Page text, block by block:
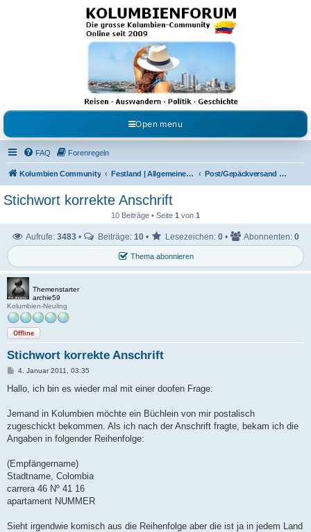
Kolumbienforum - Das
grosse Forum der
Freunde Kolumbiens
Reisen, Auswandern, Kultur, Politik, Geschichte und Visum in Kolumbien und Venezuela.
Austausch, Erfahrungen und Gemeinschaft im Kolumbienforum
Open menu
FAQ Forenregeln
Kolumbien Community Festland | Allgemeine Fragen Post/Gepäckversand von und nach Kolumbien
Stichwort korrekte Anschrift
10 Beiträge • Seite 1 von 1
Thema abonnieren
Aufrufe: 3483 • Beiträge: 10 • Lesezeichen: 0 • Abonnenten: 0
Themenstarter
archie59
Kolumbien-Neuling
Offline
Stichwort korrekte Anschrift
B
i
a
4. Januar 2011, 03:35
Hallo, ich bin es wieder mal mit einer doofen Frage:
Jemand in Kolumbien möchte ein Büchlein von mir postalisch
zugeschickt bekommen. Als ich nach der Anschrift fragte, bekam ich die
Angaben in folgender Reihenfolge:
(Empfängername)
Stadtname, Colombia
carrera 46 Nº 41 16
apartament NUMMER
Sieht irgendwie komisch aus die Reihenfolge aber die ist ja in jedem Land